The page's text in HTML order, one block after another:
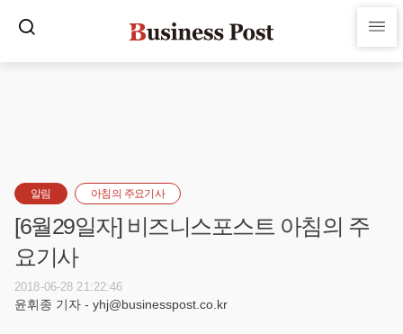
알림 아침의 주요기사
[6월29일자] 비즈니스포스트 아침의 주
요기사
2018-06-28 21:22:46
윤휘종 기자 - yhj@businesspost.co.kr